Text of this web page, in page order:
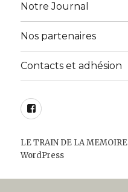
Notre Journal
Nos partenaires
Contacts et adhésion
Facebook
LE TRAIN DE LA MEMOIRE
WordPress